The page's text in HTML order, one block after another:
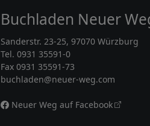
Buchladen Neuer
Sanderstr. 23-25, 97070 Würzburg
Tel. 0931 35591-0
Fax 0931 35591-73
buchladen@neuer-weg.com
Neuer Weg auf Facebook